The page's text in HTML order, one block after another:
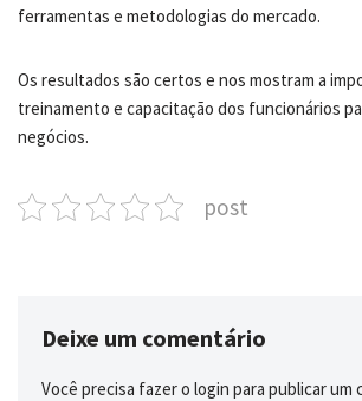
ferramentas e metodologias do mercado.
Os resultados são certos e nos mostram a
treinamento e capacitação dos funcionários
negócios.
post
Deixe um comentário
Você precisa fazer o login para publicar um